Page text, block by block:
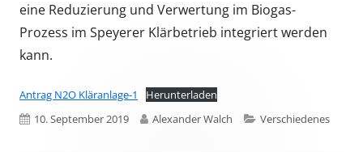
eine Reduzierung und Verwertung im Biogas-
Prozess im Speyerer Klärbetrieb integriert werden
kann.
Antrag N2O Kläranlage-1
Herunterladen
Veröffentlicht
10. September 2019 Autor
Alexander Walch Kategorien
Verschiedenes